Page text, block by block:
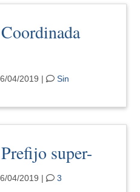
04/2019 |
Sin
super-
04/2019 |
3